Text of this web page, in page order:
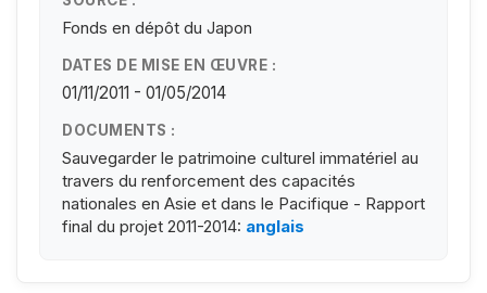
Fonds en dépôt du Japon
DATES DE MISE EN ŒUVRE :
01/11/2011 - 01/05/2014
DOCUMENTS :
Sauvegarder le patrimoine culturel immatériel au
travers du renforcement des capacités
nationales en Asie et dans le Pacifique - Rapport
final du projet 2011-2014: anglais